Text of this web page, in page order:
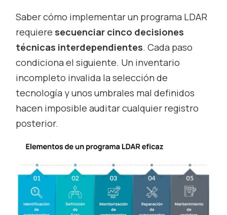
Saber cómo implementar un programa LDAR
requiere secuenciar cinco decisiones
técnicas interdependientes. Cada paso
condiciona el siguiente. Un inventario
incompleto invalida la selección de
tecnología y unos umbrales mal definidos
hacen imposible auditar cualquier registro
posterior.